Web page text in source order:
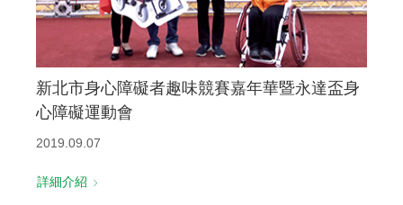
新北市身心障礙者趣味競賽嘉年華暨永達盃身
心障礙運動會
2019.09.07
詳細介紹